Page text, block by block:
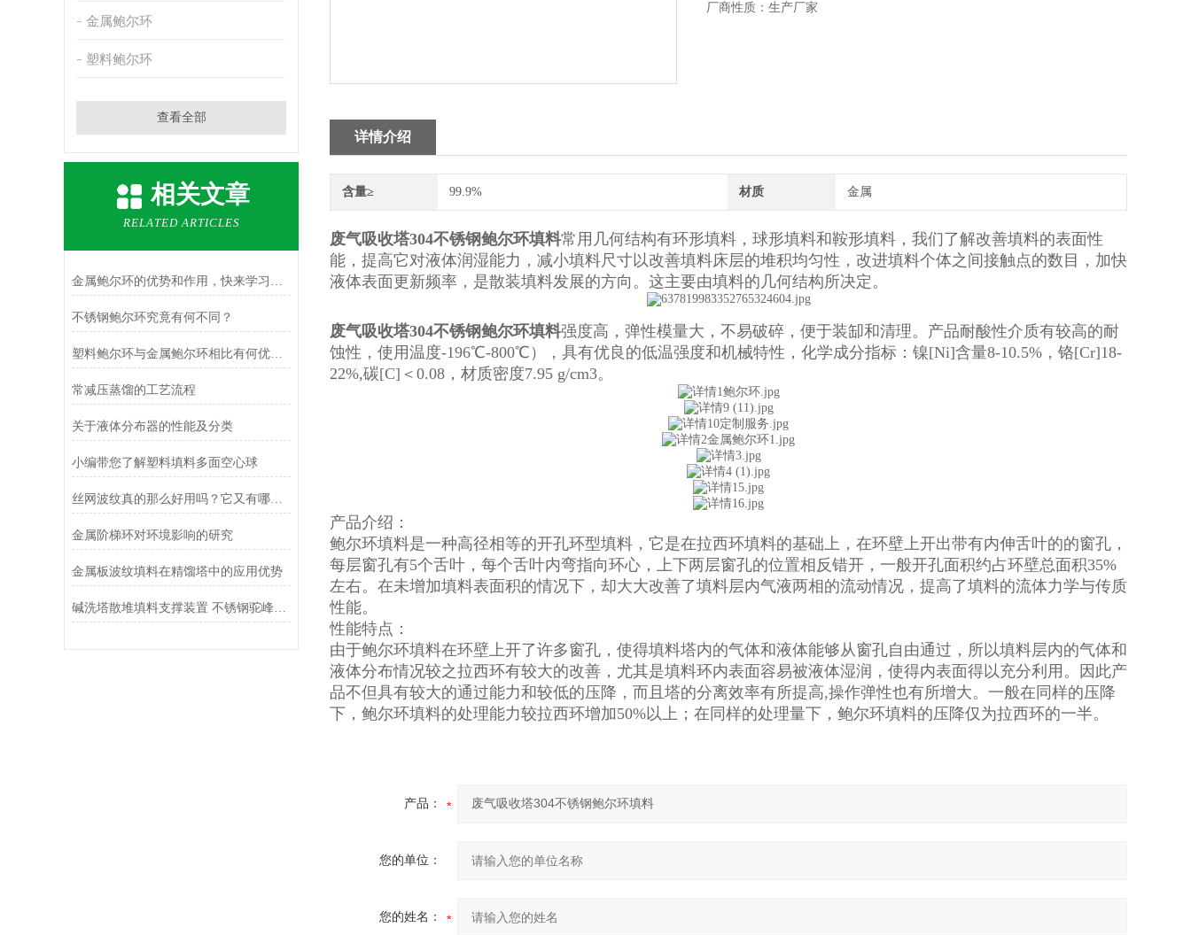
金属鲍尔环
塑料鲍尔环
查看全部
相关文章
RELATED ARTICLES
金属鲍尔环的优势和作用，快来学习一下
不锈钢鲍尔环究竟有何不同？
塑料鲍尔环与金属鲍尔环相比有何优势？
常减压蒸馏的工艺流程
关于液体分布器的性能及分类
小编带您了解塑料填料多面空心球
丝网波纹真的那么好用吗？它又有哪些特点呢？
金属阶梯环对环境影响的研究
金属板波纹填料在精馏塔中的应用优势
碱洗塔散堆填料支撑装置 不锈钢驼峰支撑
厂商性质：生产厂家
详情介绍
含量≥ 99.9% 材质 金属
废气吸收塔304不锈钢鲍尔环填料常用几何结构有环形填料，球形填料和鞍形填料，我们了解改善填料的表面性
能，提高它对液体润湿能力，减小填料尺寸以改善填料床层的堆积均匀性，改进填料个体之间接触点的数目，加快
液体表面更新频率，是散装填料发展的方向。这主要由填料的几何结构所决定。
废气吸收塔304不锈钢鲍尔环填料强度高，弹性模量大，不易破碎，便于装缷和清理。产品耐酸性介质有较高的耐
蚀性，使用温度-196℃-800℃），具有优良的低温强度和机械特性，化学成分指标：镍[Ni]含量8-10.5%，铬[Cr]18-
22%,碳[C]＜0.08，材质密度7.95 g/cm3。
产品介绍：
鲍尔环填料是一种高径相等的开孔环型填料，它是在拉西环填料的基础上，在环壁上开出带有内伸舌叶的的窗孔，
每层窗孔有5个舌叶，每个舌叶内弯指向环心，上下两层窗孔的位置相反错开，一般开孔面积约占环壁总面积35%
左右。在未增加填料表面积的情况下，却大大改善了填料层内气液两相的流动情况，提高了填料的流体力学与传质
性能。
性能特点：
由于鲍尔环填料在环壁上开了许多窗孔，使得填料塔内的气体和液体能够从窗孔自由通过，所以填料层内的气体和
液体分布情况较之拉西环有较大的改善，尤其是填料环内表面容易被液体湿润，使得内表面得以充分利用。因此产
品不但具有较大的通过能力和较低的压降，而且塔的分离效率有所提高,操作弹性也有所增大。一般在同样的压降
下，鲍尔环填料的处理能力较拉西环增加50%以上；在同样的处理量下，鲍尔环填料的压降仅为拉西环的一半。
产品：
您的单位：
您的姓名：